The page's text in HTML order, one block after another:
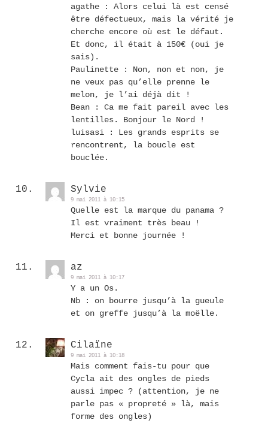
agathe : Alors celui là est censé
être défectueux, mais la vérité je
cherche encore où est le défaut.
Et donc, il était à 150€ (oui je
sais).
Paulinette : Non, non et non, je
ne veux pas qu’elle prenne le
melon, je l’ai déjà dit !
Bean : Ca me fait pareil avec les
lentilles. Bonjour le Nord !
luisasi : Les grands esprits se
rencontrent, la boucle est
bouclée.
Sylvie
9 mai 2011 à 10:15
Quelle est la marque du panama ?
Il est vraiment très beau !
Merci et bonne journée !
az
9 mai 2011 à 10:17
Y a un Os.
Nb : on bourre jusqu’à la gueule
et on greffe jusqu’à la moëlle.
Cilaïne
9 mai 2011 à 10:18
Mais comment fais-tu pour que
Cycla ait des ongles de pieds
aussi impec ? (attention, je ne
parle pas « propreté » là, mais
forme des ongles)